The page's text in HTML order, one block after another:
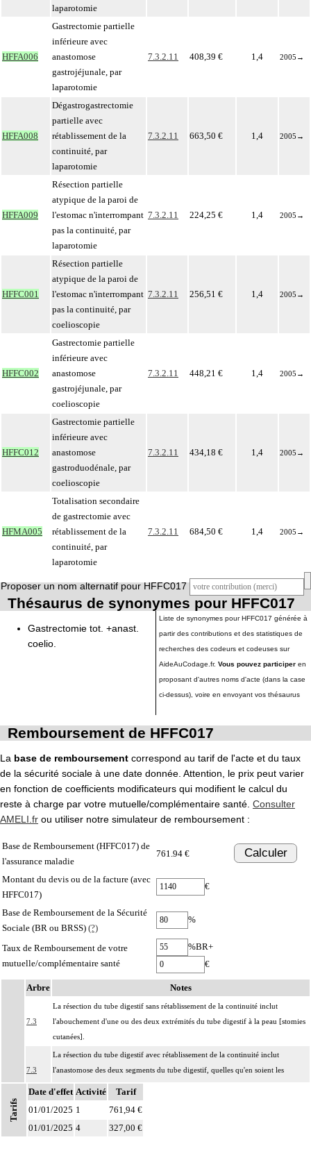
laparotomie
HFFA006
Gastrectomie partielle
inférieure avec
anastomose
gastrojéjunale, par
laparotomie
7.3.2.11 408,39 € 1,4 2005 →
HFFA008
Dégastrogastrectomie
partielle avec
rétablissement de la
continuité, par
laparotomie
7.3.2.11 663,50 € 1,4 2005 →
HFFA009
Résection partielle
atypique de la paroi de
l'estomac n'interrompant
pas la continuité, par
laparotomie
7.3.2.11 224,25 € 1,4 2005 →
HFFC001
Résection partielle
atypique de la paroi de
l'estomac n'interrompant
pas la continuité, par
coelioscopie
7.3.2.11 256,51 € 1,4 2005 →
HFFC002
Gastrectomie partielle
inférieure avec
anastomose
gastrojéjunale, par
coelioscopie
7.3.2.11 448,21 € 1,4 2005 →
HFFC012
Gastrectomie partielle
inférieure avec
anastomose
gastroduodénale, par
coelioscopie
7.3.2.11 434,18 € 1,4 2005 →
HFMA005
Totalisation secondaire
de gastrectomie avec
rétablissement de la
continuité, par
laparotomie
7.3.2.11 684,50 € 1,4 2005 →
Proposer un nom alternatif pour HFFC017
Thésaurus de synonymes pour HFFC017
Gastrectomie tot. +anast.
coelio.
Liste de synonymes pour HFFC017 générée à
partir des contributions et des statistiques de
recherches des codeurs et codeuses sur
AideAuCodage.fr. Vous pouvez participer en
proposant d'autres noms d'acte (dans la case
ci-dessus), voire en envoyant vos thésaurus
Remboursement de HFFC017
La base de remboursement correspond au tarif de l'acte et du taux
de la sécurité sociale à une date donnée. Attention, le prix peut varier
en fonction de coefficients modificateurs qui modifient le calcul du
reste à charge par votre mutuelle/complémentaire santé. Consulter
AMELI.fr ou utiliser notre simulateur de remboursement :
Base de Remboursement (HFFC017) de
l'assurance maladie
761.94 € Calculer
Montant du devis ou de la facture (avec
HFFC017)
€
Base de Remboursement de la Sécurité
Sociale (BR ou BRSS) (?)
%
Taux de Remboursement de votre
mutuelle/complémentaire santé
%BR+
€
Notes
Arbre Notes
7.3
La résection du tube digestif sans rétablissement de la continuité inclut
l'abouchement d'une ou des deux extrémités du tube digestif à la peau [stomies
cutanées].
7.3
La résection du tube digestif avec rétablissement de la continuité inclut
l'anastomose des deux segments du tube digestif, quelles qu'en soient les
modalités.
La pose d'une endoprothèse du tube digestif inclut
- le contrôle radiologique.
Tarifs
Date d'effet Activité
Tarif
01/01/2025 1
761,94 €
01/01/2025 4 327,00 €